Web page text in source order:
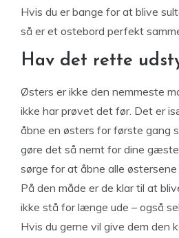
Hvis du er bange for at blive
så er et ostebord perfekt
Hav det rette
Østers er ikke den nemmeste
ikke har prøvet det før. Det er
åbne en østers for første gang
gøre det så nemt for dine
sørge for at åbne alle østersene
På den måde er de klar til at
ikke stå for længe ude – også
Hvis du gerne vil give dem den